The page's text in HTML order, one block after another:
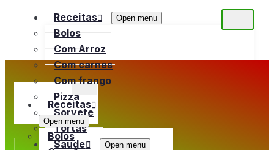
Receitas Open menu
Bolos
Com Arroz
Com carnes
Com frango
Pizza
Sorvete
Tortas
Saúde
Open menu
Receitas
Open menu
Bolos